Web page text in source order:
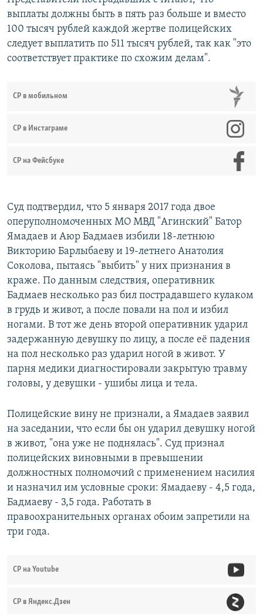
выплаты должны быть в пять раз больше и вместо
100 тысяч рублей каждой жертве полицейских
следует выплатить по 511 тысяч рублей, так как "это
соответствует практике по схожим делам".
СР в мобильном
СР в Инстаграме
СР на Фейсбуке
Суд подтвердил, что 5 января 2017 года двое
оперуполномоченных МО МВД "Агинский" Батор
Ямадаев и Аюр Бадмаев избили 18-летнюю
Викторию Барлыбаеву и 19-летнего Анатолия
Соколова, пытаясь "выбить" у них признания в
краже. По данным следствия, оперативник
Бадмаев несколько раз бил пострадавшего кулаком
в грудь и живот, а после повали на пол и избил
ногами. В тот же день второй оперативник ударил
задержанную девушку по лицу, а после её падения
на пол несколько раз ударил ногой в живот. У
парня медики диагностировали закрытую травму
головы, у девушки - ушибы лица и тела.
Полицейские вину не признали, а Ямадаев заявил
на заседании, что если бы он ударил девушку ногой
в живот, "она уже не поднялась". Суд признал
полицейских виновными в превышении
должностных полномочий с применением насилия
и назначил им условные сроки: Ямадаеву - 4,5 года,
Бадмаеву - 3,5 года. Работать в
правоохранительных органах обоим запретили на
три года.
СР на Youtube
СР в Яндекс.Дзен